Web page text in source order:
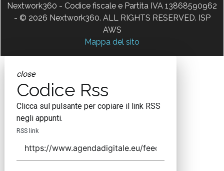
Nextwork360 - Codice fiscale e Partita IVA 13868590962
- © 2026 Nextwork360. ALL RIGHTS RESERVED. ISP
AWS
Mappa del sito
close
Codice Rss
Clicca sul pulsante per copiare il link RSS
negli appunti.
RSS link